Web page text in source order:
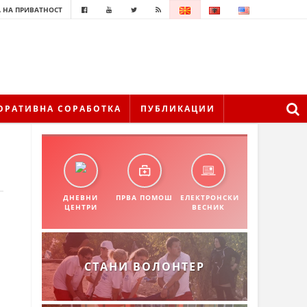
НА ПРИВАТНОСТ
СОРАБОТКА ПУБЛИКАЦИИ
ДНЕВНИ
ЦЕНТРИ
ПРВА ПОМОШ
ЕЛЕКТРОНСКИ
ВЕСНИК
СТАНИ ВОЛОНТЕР